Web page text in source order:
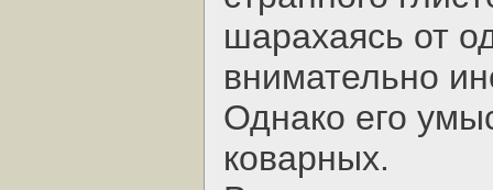
шарахаясь от
внимательно
Однако его
коварных.